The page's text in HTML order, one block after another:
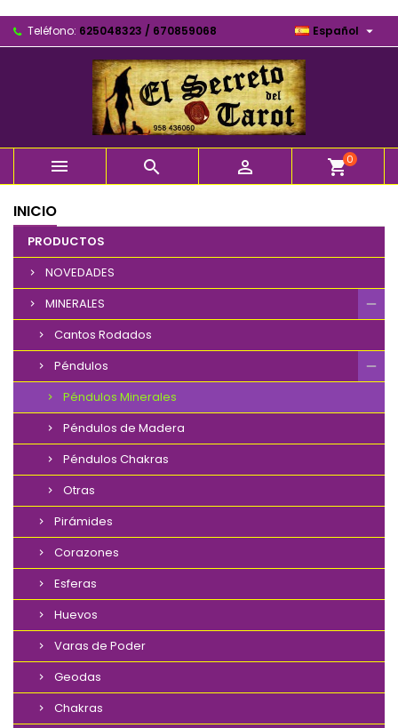
Teléfono: 625048323 / 670859068 Español 
   shopping_cart0
INICIO
PRODUCTOS
NOVEDADES
MINERALES
Cantos Rodados
Péndulos
Péndulos Minerales
Péndulos de Madera
Péndulos Chakras
Otras
Pirámides
Corazones
Esferas
Huevos
Varas de Poder
Geodas
Chakras